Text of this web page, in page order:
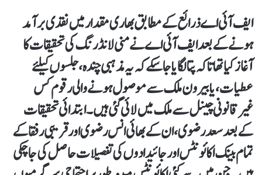
ایف آئی اے ذرائع کے مطابق بھاری مقدار میں نقدی برآمد
ہونے کے بعد ایف آئی اے نے منی لانڈرنگ کی تحقیقات کا
آغاز کیا تھا تاکہ پتا لگایا جا سکے کہ یہ مذہبی چندہ، جلسوں کیلئے
عطیات، یا بیرون ملک سے موصول ہونے والی رقوم کس
غیرقانونی چینل سے ملک میں لائی گئی ہیں۔ ابتدائی تحقیقات
کے بعد سعد رضوی، ان کے بھائی انس رضوی اور قریبی رفقا کے
تمام بینک اکائونٹس اور جائیدادوں کی تفصیلات حاصل کی جا چکی